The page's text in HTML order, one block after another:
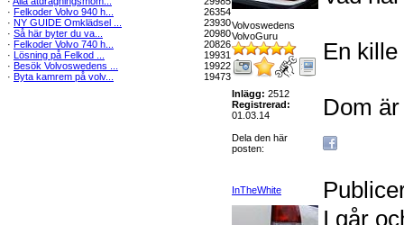
· Felkoder Volvo 940 h...
26354
· NY GUIDE Omklädsel ...
23930
· Så här byter du va...
20980
· Felkoder Volvo 740 h...
20826
· Lösning på Felkod ...
19931
· Besök Volvoswedens ...
19922
· Byta kamrem på volv... 19473
Volvoswedens
VolvoGuru
Inlägg: 2512
Registrerad:
01.03.14
En
Dom
Dela den här
posten:
InTheWhite
I går